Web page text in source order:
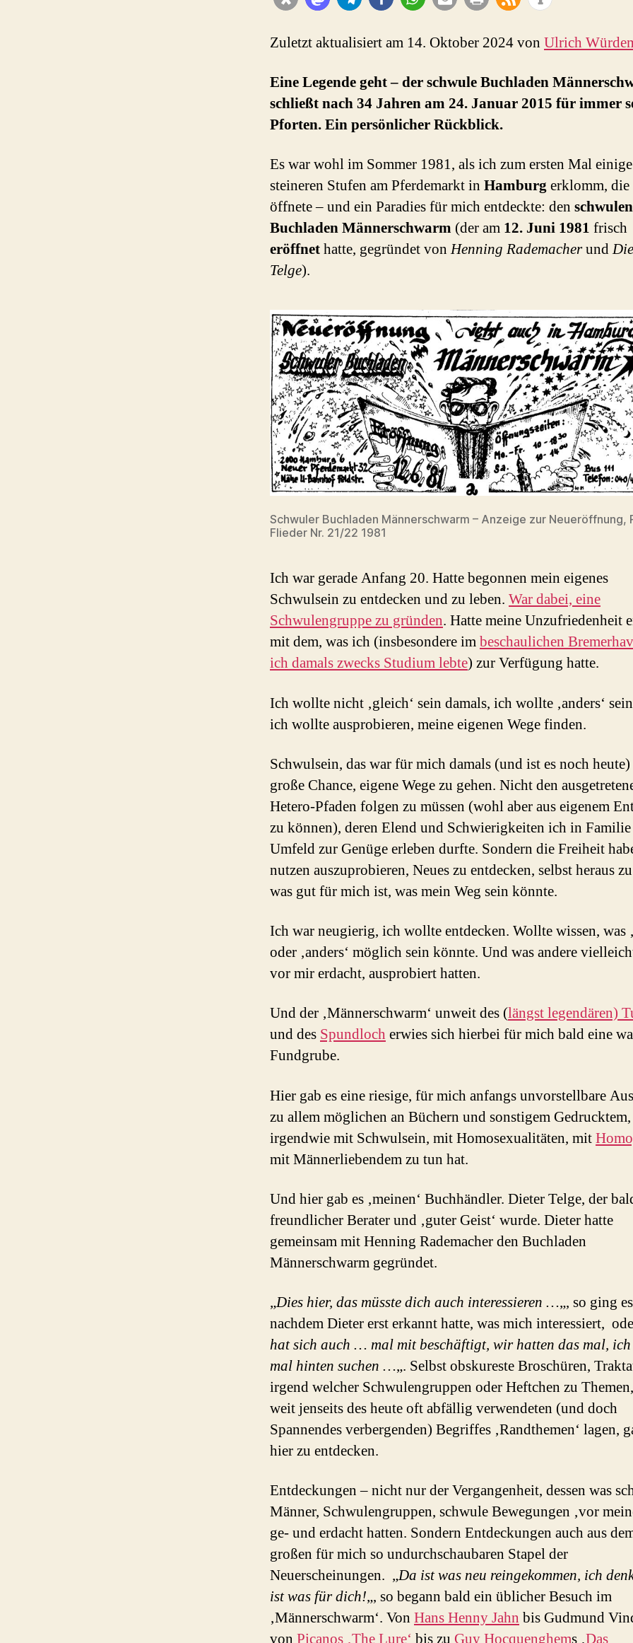
Zuletzt aktualisiert am 14. Oktober 2024 von Ulrich
Eine Legende geht – der schwule Buchladen
schließt nach 34 Jahren am 24. Januar 2015 für immer
Pforten. Ein persönlicher Rückblick.
Es war wohl im Sommer 1981, als ich zum ersten Mal
steineren Stufen am Pferdemarkt in Hamburgerklomm,
öffnete – und ein Paradies für mich entdeckte: den schwulen
Buchladen Männerschwarm (der am 12. Juni 1981 frisch
eröffnethatte, gegründet vonHenning Rademacherund
Telge).
Schwuler Buchladen Männerschwarm – Anzeige zur Neueröffnung,
Flieder Nr. 21/22 1981
Ich war gerade Anfang 20. Hatte begonnen mein eigenes
Schwulsein zu entdecken und zu leben. War dabei, eine
Schwulengruppe zu gründen. Hatte meine Unzufriedenheit
mit dem, was ich (insbesondere imbeschaulichen
ich damals zwecks Studium lebte) zur Verfügung hatte.
Ich wollte nicht ‚gleich‘ sein damals, ich wollte ‚anders‘
ich wollte ausprobieren, meine eigenen Wege finden.
Schwulsein, das war für mich damals (und ist es noch
große Chance, eigene Wege zu gehen. Nicht den
Hetero-Pfaden folgen zu müssen (wohl aber aus eigenem
zu können), deren Elend und Schwierigkeiten ich in
Umfeld zur Genüge erleben durfte. Sondern die Freiheit
nutzen auszuprobieren, Neues zu entdecken, selbst heraus
was gut für mich ist, was mein Weg sein könnte.
Ich war neugierig, ich wollte entdecken. Wollte wissen, was
oder ‚anders‘ möglich sein könnte. Und was andere
vor mir erdacht, ausprobiert hatten.
Und der ‚Männerschwarm‘ unweit des (längst legendären)
und des Spundloch erwies sich hierbei für mich bald eine
Fundgrube.
Hier gab es eine riesige, für mich anfangs unvorstellbare
zu allem möglichen an Büchern und sonstigem
irgendwie mit Schwulsein, mit Homosexualitäten, mit
mit Männerliebendem zu tun hat.
Und hier gab es ‚meinen‘ Buchhändler. Dieter Telge, der
freundlicher Berater und ‚guter Geist‘ wurde. Dieter hatte
gemeinsam mit Henning Rademacher den Buchladen
Männerschwarm gegründet.
„Dies hier, das müsste dich auch interessieren …„, so ging
nachdem Dieter erst erkannt hatte, was mich interessiert,
hat sich auch … mal mit beschäftigt, wir hatten das mal,
mal hinten suchen …„. Selbst obskureste Broschüren,
irgend welcher Schwulengruppen oder Heftchen zu
weit jenseits des heute oft abfällig verwendeten (und doch
Spannendes verbergenden) Begriffes ‚Randthemen‘ lagen,
hier zu entdecken.
Entdeckungen – nicht nur der Vergangenheit, dessen was
Männer, Schwulengruppen, schwule Bewegungen ‚vor
ge- und erdacht hatten. Sondern Entdeckungen auch aus
großen für mich so undurchschaubaren Stapel der
Neuerscheinungen. „Da ist was neu reingekommen, ich
ist was für dich!„, so begann bald ein üblicher Besuch im
‚Männerschwarm‘. Von Hans Henny Jahn bis Gudmund